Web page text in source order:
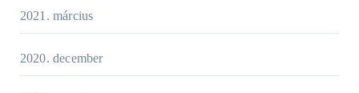
2021. március
2020. december